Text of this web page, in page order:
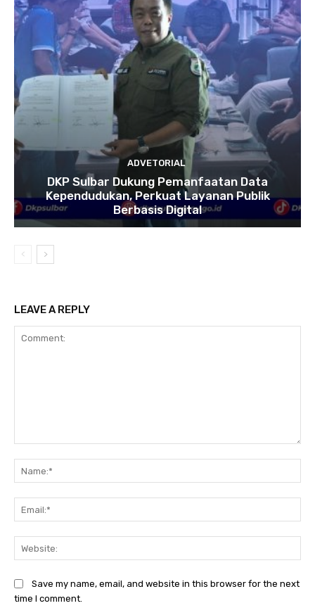
ADVETORIAL
DKP Sulbar Dukung Pemanfaatan Data
Kependudukan, Perkuat Layanan Publik
Berbasis Digital
LEAVE A REPLY
Save my name, email, and website in this browser for the next
time I comment.